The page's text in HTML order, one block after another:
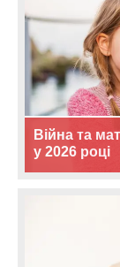
Війна та
у 2026 році